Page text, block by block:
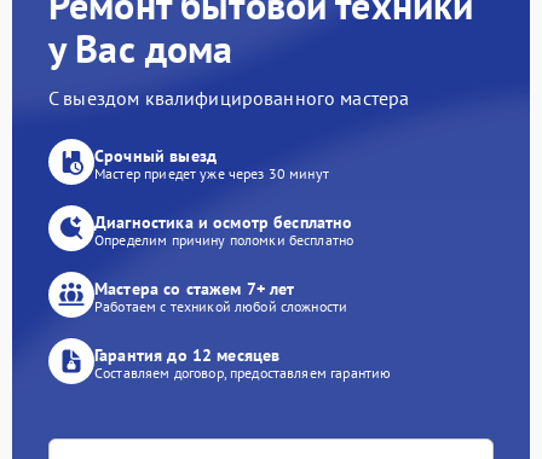
у Вас дома
С выездом квалифицированного мастера
Срочный выезд
Мастер приедет уже через 30 минут
Диагностика и осмотр бесплатно
Определим причину поломки бесплатно
Мастера со стажем 7+ лет
Работаем с техникой любой сложности
Гарантия до 12 месяцев
Составляем договор, предоставляем гарантию